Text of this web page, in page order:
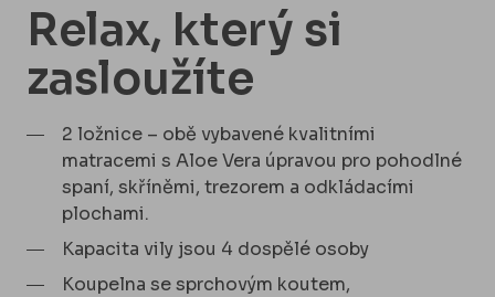
Relax, který si
zasloužíte
2 ložnice – obě vybavené kvalitními
matracemi s Aloe Vera úpravou pro pohodlné
spaní, skříněmi, trezorem a odkládacími
plochami.
Kapacita vily jsou 4 dospělé osoby
Koupelna se sprchovým koutem,